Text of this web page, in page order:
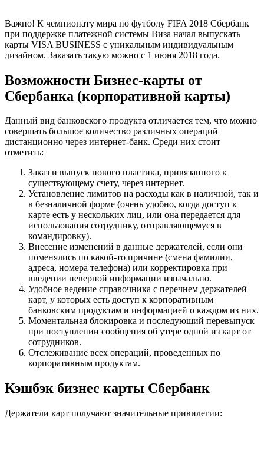
Важно! К чемпионату мира по футболу FIFA 2018 Сбербанк
при поддержке платежной системы Виза начал выпускать
карты VISA BUSINESS с уникальным индивидуальным
дизайном. Заказать такую можно с 1 июня 2018 года.
Возможности Бизнес-карты от
Сбербанка (корпоративной карты)
Данный вид банковского продукта отличается тем, что можно
совершать большое количество различных операций
дистанционно через интернет-банк. Среди них стоит
отметить:
Заказ и выпуск нового пластика, привязанного к
существующему счету, через интернет.
Установление лимитов на расходы как в наличной, так и
в безналичной форме (очень удобно, когда доступ к
карте есть у нескольких лиц, или она передается для
использования сотруднику, отправляющемуся в
командировку).
Внесение изменений в данные держателей, если они
поменялись по какой-то причине (смена фамилии,
адреса, номера телефона) или корректировка при
введении неверной информации изначально.
Удобное ведение справочника с перечнем держателей
карт, у которых есть доступ к корпоративным
банковским продуктам и информацией о каждом из них.
Моментальная блокировка и последующий перевыпуск
при поступлении сообщения об утере одной из карт от
сотрудников.
Отслеживание всех операций, проведенных по
корпоративным продуктам.
Кэшбэк бизнес карты Сбербанк
Держатели карт получают значительные привилегии: